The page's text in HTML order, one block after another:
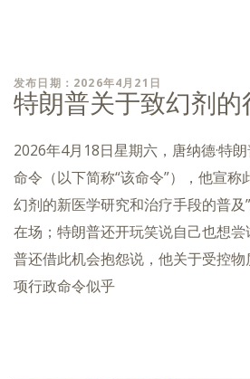
发布日期：2026年4月21日
特朗普关于致幻剂的
2026年4月18日星期六，唐纳德·特
命令（以下简称“该命令”），他宣称
幻剂的新医学研究和治疗手段的普及
在场；特朗普还开玩笑说自己也想
普还借此机会抱怨说，他关于受
项行政命令似乎